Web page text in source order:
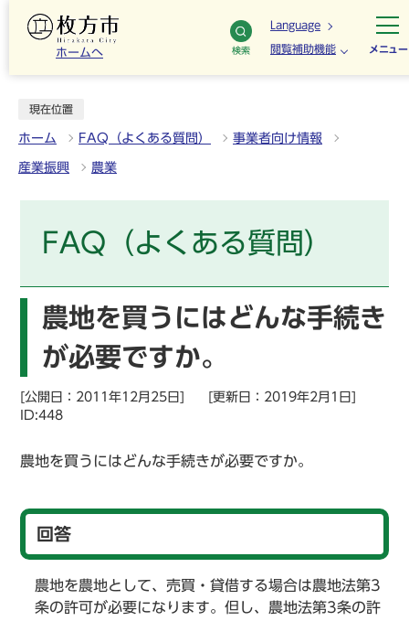
ホームへ 検索
Language
閲覧補助機能 メニュー
現在位置
ホーム FAQ（よくある質問） 事業者向け情報
産業振興 農業
FAQ（よくある質問）
農地を買うにはどんな手続き
が必要ですか。
[公開日：2011年12月25日]
[更新日：2019年2月1日]
ID:448
農地を買うにはどんな手続きが必要ですか。
回答
農地を農地として、売買・貸借する場合は農地法第3
条の許可が必要になります。但し、農地法第3条の許